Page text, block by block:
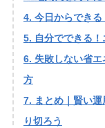
今日からでき
自分でできる
失敗しない省
方
まとめ｜賢い
り切ろう